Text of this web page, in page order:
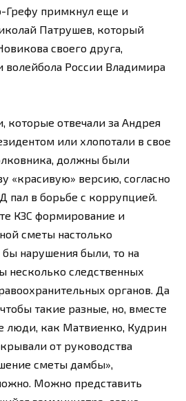
Грефу примкнул еще и
Патрушев, который
своего друга,
волейбола России Владимира
которые отвечали за Андрея
или хлопотали в свое
должны были
«красивую» версию, согласно
пал в борьбе с коррупцией.
КЗС формирование и
сметы настолько
бы нарушения были, то на
несколько следственных
органов. Да
такие разные, но, вместе
люди, как Матвиенко, Кудрин
от руководства
сметы дамбы»,
Можно представить